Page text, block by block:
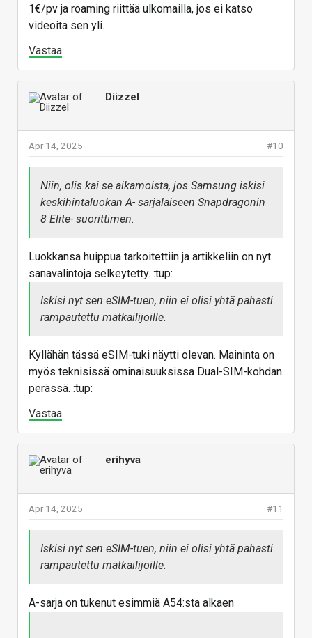
1€/pv ja roaming riittää ulkomailla, jos ei katso
videoita sen yli.
Vastaa
Diizzel
#10
Apr 14, 2025
Niin, olis kai se aikamoista, jos Samsung iskisi
keskihintaluokan A- sarjalaiseen Snapdragonin
8 Elite- suorittimen.
Luokkansa huippua tarkoitettiin ja artikkeliin on nyt
sanavalintoja selkeytetty. :tup:
Iskisi nyt sen eSIM-tuen, niin ei olisi yhtä pahasti
rampautettu matkailijoille.
Kyllähän tässä eSIM-tuki näytti olevan. Maininta on
myös teknisissä ominaisuuksissa Dual-SIM-kohdan
perässä. :tup:
Vastaa
erihyva
#11
Apr 14, 2025
Iskisi nyt sen eSIM-tuen, niin ei olisi yhtä pahasti
rampautettu matkailijoille.
A-sarja on tukenut esimmiä A54:sta alkaen